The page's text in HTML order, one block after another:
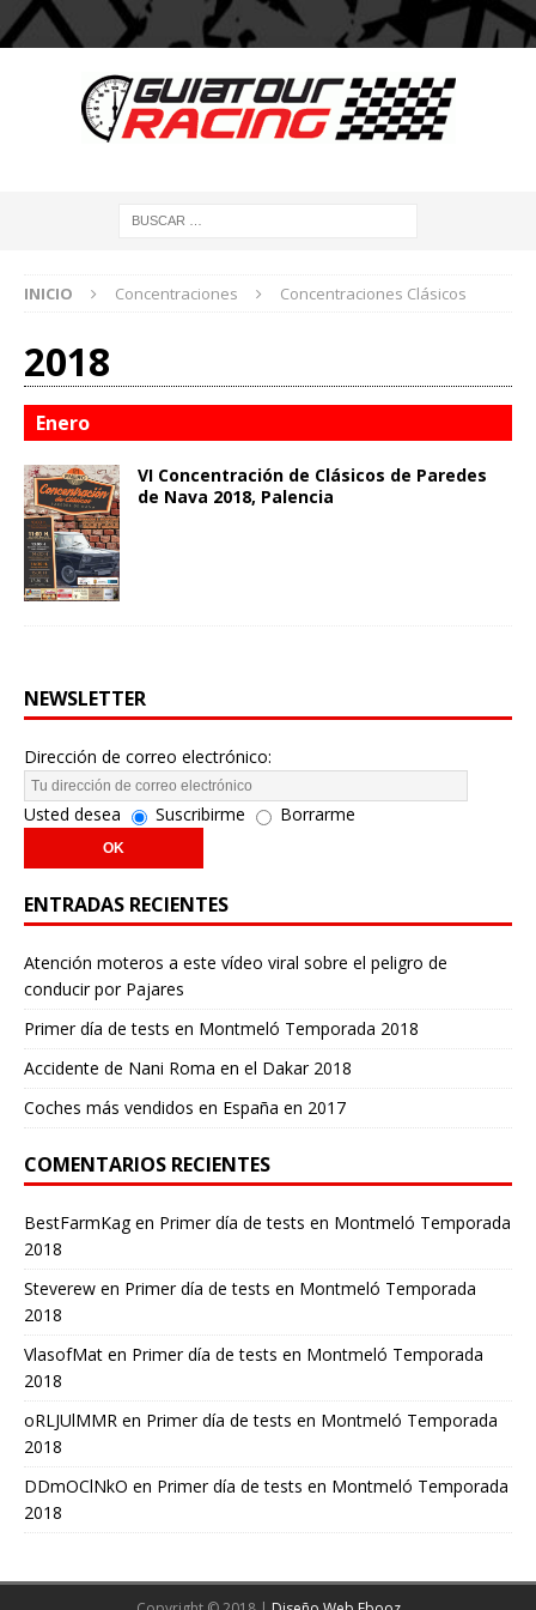
INICIO Concentraciones Concentraciones Clásicos
2018
Enero
VI Concentración de Clásicos de Paredes
de Nava 2018, Palencia
NEWSLETTER
Dirección de correo electrónico:
Usted desea Suscribirme Borrarme
ENTRADAS RECIENTES
Atención moteros a este vídeo viral sobre el peligro de
conducir por Pajares
Primer día de tests en Montmeló Temporada 2018
Accidente de Nani Roma en el Dakar 2018
Coches más vendidos en España en 2017
COMENTARIOS RECIENTES
BestFarmKagen Primer día de tests en Montmeló Temporada
2018
Steverew en Primer día de tests en Montmeló Temporada
2018
VlasofMat en Primer día de tests en Montmeló Temporada
2018
oRLJUlMMR en Primer día de tests en Montmeló Temporada
2018
DDmOClNkO en Primer día de tests en Montmeló Temporada
2018